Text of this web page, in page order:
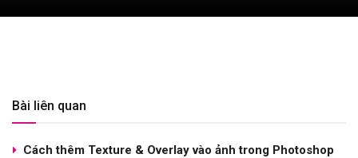
Bài liên quan
Cách thêm Texture & Overlay vào ảnh trong Photoshop